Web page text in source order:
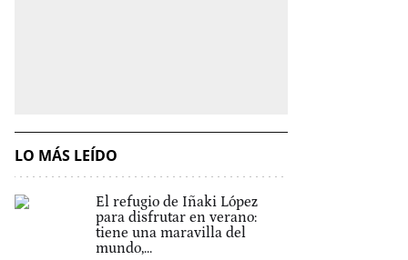
LO MÁS LEÍDO
El refugio de Iñaki López
para disfrutar en verano:
tiene una maravilla del
mundo,...